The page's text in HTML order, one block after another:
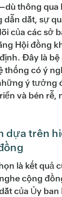
thông qua
dẫn dắt, sự
của các sở
Hội đồng
Đây là
thống có ý
ý tưởng
và bén rễ,
dựa trên
là kết quả
cộng
của Ủy ban